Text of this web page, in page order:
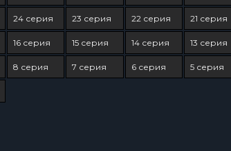
24 серия 23 серия 22 серия 21 серия
16 серия 15 серия 14 серия 13 серия
8 серия 7 серия 6 серия 5 серия